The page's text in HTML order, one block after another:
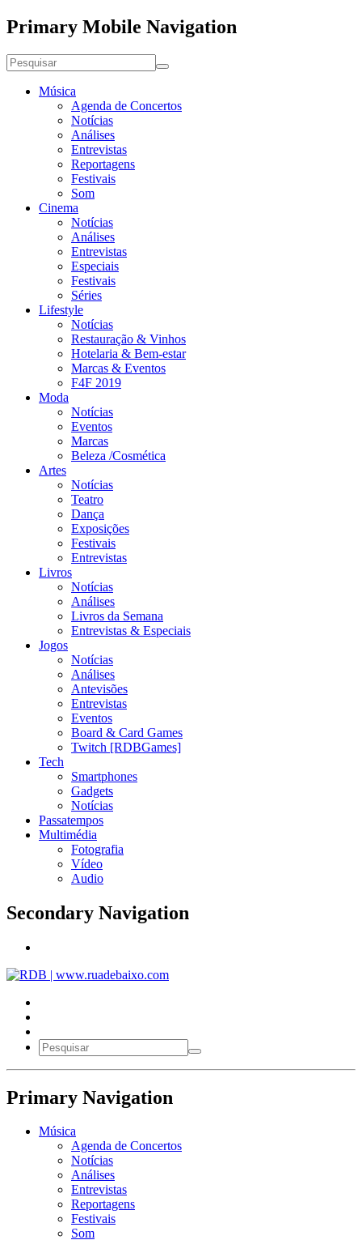
Primary Mobile Navigation
Música
Agenda de Concertos
Notícias
Análises
Entrevistas
Reportagens
Festivais
Som
Cinema
Notícias
Análises
Entrevistas
Especiais
Festivais
Séries
Lifestyle
Notícias
Restauração & Vinhos
Hotelaria & Bem-estar
Marcas & Eventos
F4F 2019
Moda
Notícias
Eventos
Marcas
Beleza /Cosmética
Artes
Notícias
Teatro
Dança
Exposições
Festivais
Entrevistas
Livros
Notícias
Análises
Livros da Semana
Entrevistas & Especiais
Jogos
Notícias
Análises
Antevisões
Entrevistas
Eventos
Board & Card Games
Twitch [RDBGames]
Tech
Smartphones
Gadgets
Notícias
Passatempos
Multimédia
Fotografia
Vídeo
Audio
Secondary Navigation
Primary Navigation
Música
Agenda de Concertos
Notícias
Análises
Entrevistas
Reportagens
Festivais
Som